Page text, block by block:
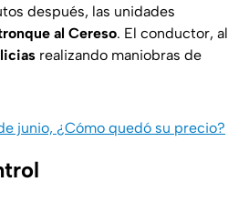
después, las unidades
al Cereso. El conductor, al
realizando maniobras de
junio, ¿Cómo quedó su precio?